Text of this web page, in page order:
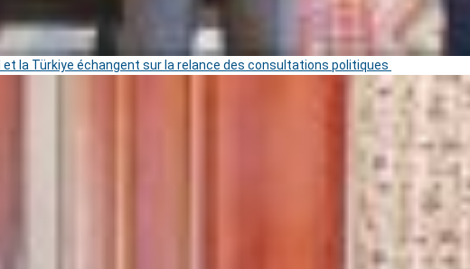
et la Türkiye échangent sur la relance des consultations politiques